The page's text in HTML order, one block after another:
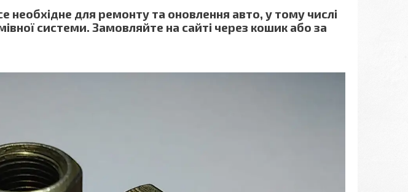
необхідне для ремонту та оновлення авто, у тому числі
системи. Замовляйте на сайті через кошик або за